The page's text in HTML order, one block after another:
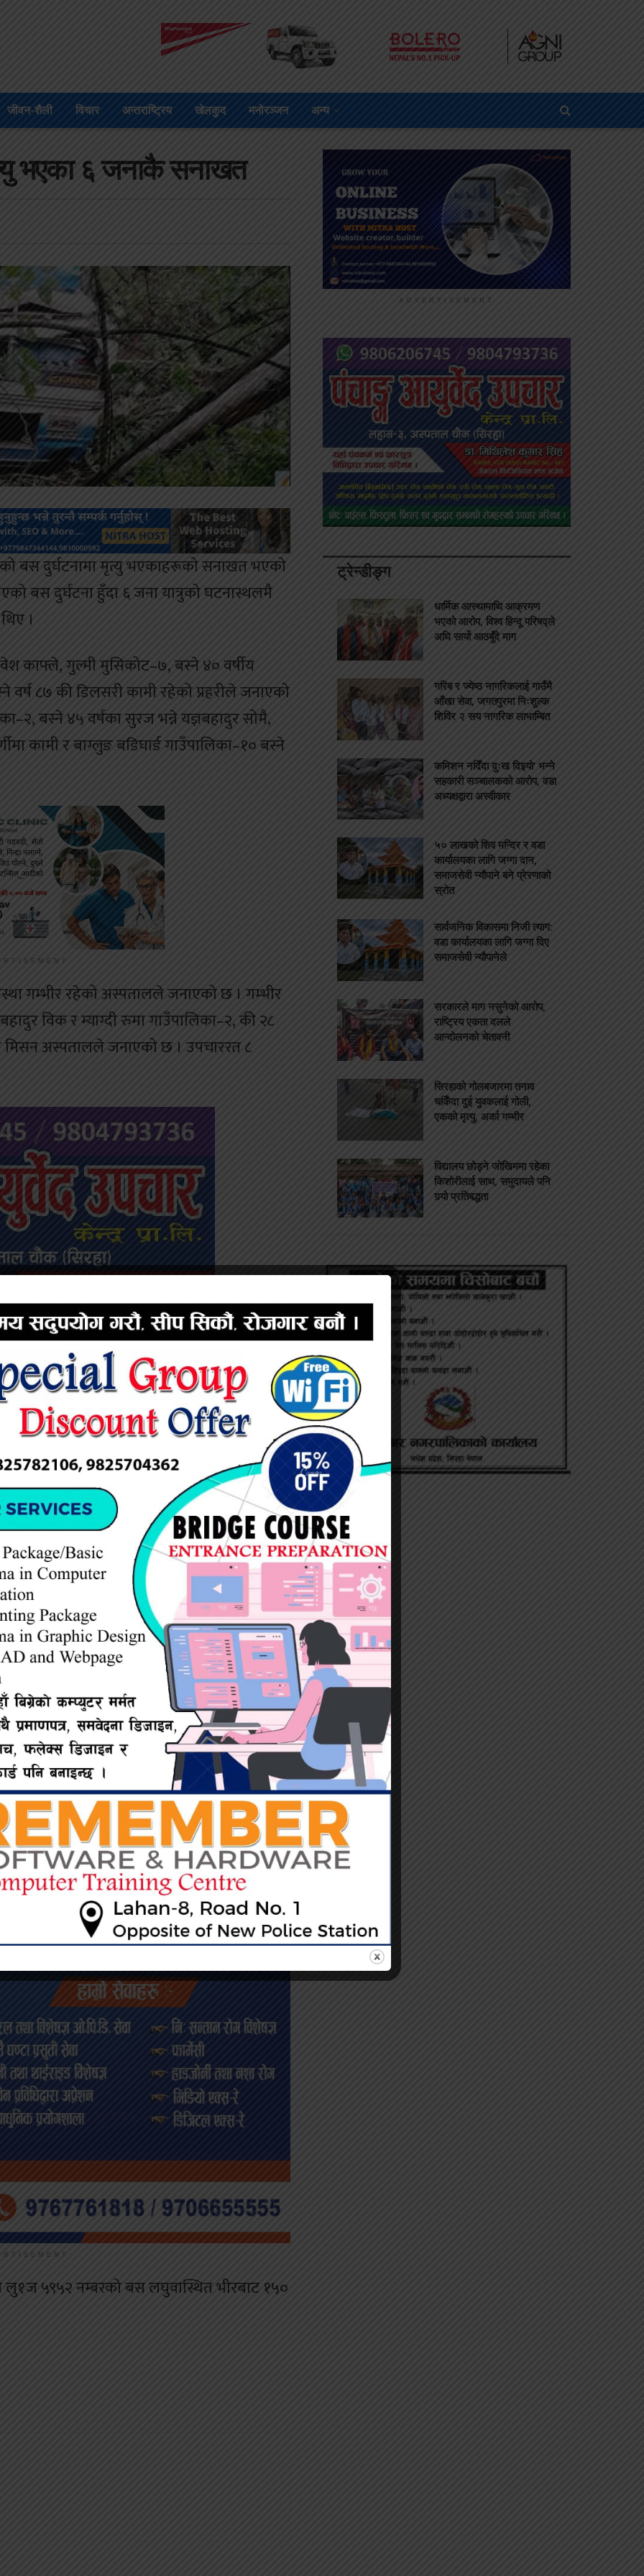
जीवन-शैली विचार अन्तराष्ट्रिय खेलकुद मनोरञ्जन अन्य
भएका ६ जनाकै सनाखत
बस दुर्घटनामा मृत्यु भएकाहरूको सनाखत भएको
बस दुर्घटना हुँदा ६ जना यात्रुको घटनास्थलमै
।
काफ्ले, गुल्मी मुसिकोट–७, बस्ने ४० वर्षीय
८७ की डिलसरी कामी रहेको प्रहरीले जनाएको
बस्ने ४५ वर्षका सुरज भन्ने यज्ञबहादुर सोमै,
कामी र बाग्लुङ बडिघार्ड गाउँपालिका–१० बस्ने
गम्भीर रहेको अस्पतालले जनाएको छ । गम्भीर
विक र म्याग्दी रुमा गाउँपालिका–२, की २८
मिसन अस्पतालले जनाएको छ । उपचाररत ८
लु१ज ५९५२ नम्बरको बस लघुवास्थित भीरबाट १५०
ADVERTISEMENT
ट्रेन्डीङ्ग
धार्मिक आस्थामाथि आक्रमण
भएको आरोप, विश्व हिन्दू परिषद्ले
अघि सार्यो आठबुँदे माग
गरिब र ज्येष्ठ नागरिकलाई गाउँमै
आँखा सेवा, जगतपुरमा निःशुल्क
शिविर २ सय नागरिक लाभाम्बित
कमिशन नदिँदा दुःख दिइयो’ भन्ने
सहकारी सञ्चालकको आरोप, वडा
अध्यक्षद्वारा अस्वीकार
५० लाखको शिव मन्दिर र वडा
कार्यालयका लागि जग्गा दान,
समाजसेवी न्यौपाने बने प्रेरणाको
स्रोत
सार्वजनिक विकासमा निजी त्याग:
वडा कार्यालयका लागि जग्गा दिए
समाजसेवी न्यौपानेले
सरकारले माग नसुनेको आरोप,
राष्ट्रिय एकता दलले
आन्दोलनको चेतावनी
सिरहाको गोलबजारमा तनाव
चर्किँदा दुई युवकलाई गोली,
एकको मृत्यु, अर्का गम्भीर
विद्यालय छोड्ने जोखिममा रहेका
किशोरीलाई साथ, समुदायले पनि
गर्‍यो प्रतिबद्धता